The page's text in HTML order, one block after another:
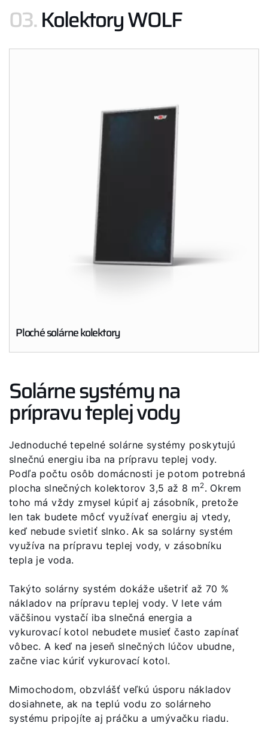
03.Kolektory WOLF
Ploché solárne kolektory
Solárne systémy na
prípravu teplej vody
Jednoduché tepelné solárne systémy poskytujú
slnečnú energiu iba na prípravu teplej vody.
Podľa počtu osôb domácnosti je potom potrebná
plocha slnečných kolektorov 3,5 až 8 m2. Okrem
toho má vždy zmysel kúpiť aj zásobník, pretože
len tak budete môcť využívať energiu aj vtedy,
keď nebude svietiť slnko. Ak sa solárny systém
využíva na prípravu teplej vody, v zásobníku
tepla je voda.
Takýto solárny systém dokáže ušetriť až 70 %
nákladov na prípravu teplej vody. V lete vám
väčšinou vystačí iba slnečná energia a
vykurovací kotol nebudete musieť často zapínať
vôbec. A keď na jeseň slnečných lúčov ubudne,
začne viac kúriť vykurovací kotol.
Mimochodom, obzvlášť veľkú úsporu nákladov
dosiahnete, ak na teplú vodu zo solárneho
systému pripojíte aj práčku a umývačku riadu.